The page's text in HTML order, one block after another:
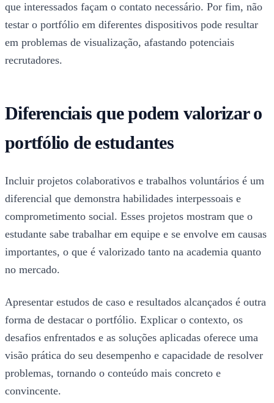
que interessados façam o contato necessário. Por fim, não
testar o portfólio em diferentes dispositivos pode resultar
em problemas de visualização, afastando potenciais
recrutadores.
Diferenciais que podem valorizar o
portfólio de estudantes
Incluir projetos colaborativos e trabalhos voluntários é um
diferencial que demonstra habilidades interpessoais e
comprometimento social. Esses projetos mostram que o
estudante sabe trabalhar em equipe e se envolve em causas
importantes, o que é valorizado tanto na academia quanto
no mercado.
Apresentar estudos de caso e resultados alcançados é outra
forma de destacar o portfólio. Explicar o contexto, os
desafios enfrentados e as soluções aplicadas oferece uma
visão prática do seu desempenho e capacidade de resolver
problemas, tornando o conteúdo mais concreto e
convincente.